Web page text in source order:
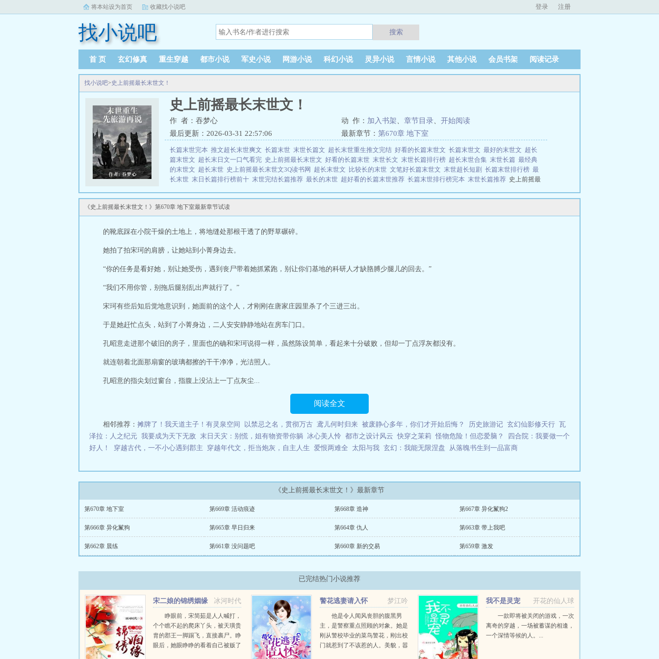
将本站设为首页 收藏找小说吧 登录 注册
找小说吧 搜索
首 页 玄幻修真 重生穿越 都市小说 军史小说 网游小说 科幻小说 灵异小说 言情小说 其他小说 会员书架 阅读记录
找小说吧>史上前摇最长末世文！
史上前摇最长末世文！
作 者：吞梦心 动 作： 加入书架 章节目录
开始阅读
最后更新：2026-03-31 22:57:06
最新章节： 第670章 地下室
长篇末世完本 推文超长末世爽文 长篇末世 末世长篇文 超长末世重生推文完结 好看的长篇末世文 长篇末世文 最好的末世文 超长
篇末世文 超长末日文一口气看完 史上前摇最长末世文 好看的长篇末世 末世长文 末世长篇排行榜 超长末世合集 末世长篇 最经典
的末世文 超长末世 史上前摇最长末世文3Q读书网 超长末世文 比较长的末世 文笔好长篇末世文 末世超长短剧 长篇末世排行榜 最
长末世 末日长篇排行榜前十 末世完结长篇推荐 最长的末世 超好看的长篇末世推荐 长篇末世排行榜完本 末世长篇推荐 史上前摇最
尸、种种灾难接踵而至。缺衣少食的困境下，亲眼看着妈妈被亲爹割喉，自己也被当成两脚羊捆着。逃出升天后，她在末世追杀亲爹
整整七年。最终和他同归于尽，炸得渣都不剩一粒。重来一次，孔昭意带着妈妈出去旅...史上前摇最长末世文！
《史上前摇最长末世文！》第670章 地下室最新章节试读
的靴底踩在小院干燥的土地上，将地缝处那根干透了的野草碾碎。
她拍了拍宋珂的肩膀，让她站到小菁身边去。
“你的任务是看好她，别让她受伤，遇到丧尸带着她抓紧跑，别让你们基地的科研人才缺胳膊少腿儿的回去。”
“我们不用你管，别拖后腿别乱出声就行了。”
宋珂有些后知后觉地意识到，她面前的这个人，才刚刚在唐家庄园里杀了个三进三出。
于是她赶忙点头，站到了小菁身边，二人安安静静地站在房车门口。
孔昭意走进那个破旧的房子，里面也的确和宋珂说得一样，虽然陈设简单，看起来十分破败，但却一丁点浮灰都没有。
就连朝着北面那扇窗的玻璃都擦的干干净净，光洁照人。
孔昭意的指尖划过窗台，指腹上没沾上一丁点灰尘...
阅读全文
相邻推荐： 摊牌了！我天道主子！有灵泉空间 以禁忌之名，贯彻万古 鸢儿何时归来 被废静心多年，你们才开始后悔？ 历史旅游记 玄幻仙影修天行 瓦
泽拉：人之纪元 我要成为天下无敌 末日天灾：别慌，姐有物资带你躺 冰心美人怜 都市之设计风云 快穿之茉莉 怪物危险！但恋爱脑？
四合院：我要做一个
好人！
穿越古代，一不小心遇到郡主 穿越年代文，拒当炮灰，自主人生 爱恨两难全 太阳与我 玄幻：我能无限涅盘 从落魄书生到一品富商
《史上前摇最长末世文！》最新章节
第670章 地下室 第669章 活动痕迹 第668章 造神 第667章 异化鬣狗2
第666章 异化鬣狗 第665章 早日归来 第664章 仇人 第663章 带上我吧
第662章 晨练 第661章 没问题吧 第660章 新的交易 第659章 激发
已完结热门小说推荐
冰河时代
宋二娘的锦绣姻缘
睁眼前，宋简茹是人人喊打，
个个瞧不起的爬床丫头，被天璜贵
胄的郡王一脚踢飞，直接裹尸。睁
眼后，她眼睁睁的看着自己被贩了
梦江吟
警花逃妻请入怀
他是令人闻风丧胆的腹黑男
主，是警察重点照顾的对象。她是
刚从警校毕业的菜鸟警花，刚出校
门就惹到了不该惹的人。美貌，嚣
开花的仙人球
我不是灵宠
一款即将被关闭的游戏，一次
离奇的穿越，一场被蓄谋的相逢，
一个深情等候的人。...